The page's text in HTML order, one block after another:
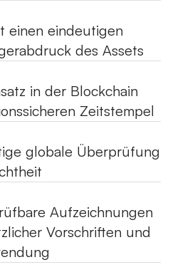
einen eindeutigen
des Assets
in der Blockchain
Zeitstempel
globale Überprüfung
Aufzeichnungen
Vorschriften und